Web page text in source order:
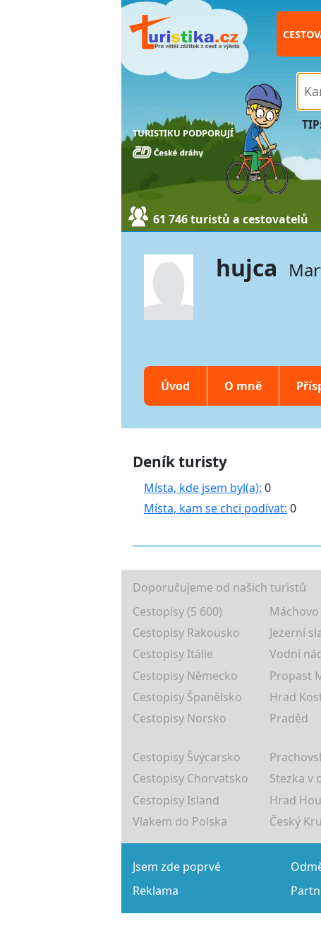
TURISTIKU PODPORUJÍ
61 746 turistů a cestovatelů
hujca
Úvod O mně
Deník turisty
Místa, kde jsem byl(a): 0
Místa, kam se chci podívat: 0
Doporučujeme od našich turistů
Cestopisy (5 600)
Cestopisy Rakousko
Jezerní
Cestopisy Itálie
Vodní
Cestopisy Německo
Propast
Cestopisy Španělsko
Hrad
Cestopisy Norsko
Praděd
Cestopisy Švýcarsko
Cestopisy Chorvatsko
Stezka v
Cestopisy Island
Hrad
Vlakem do Polska
Český
Jsem zde poprvé
Reklama